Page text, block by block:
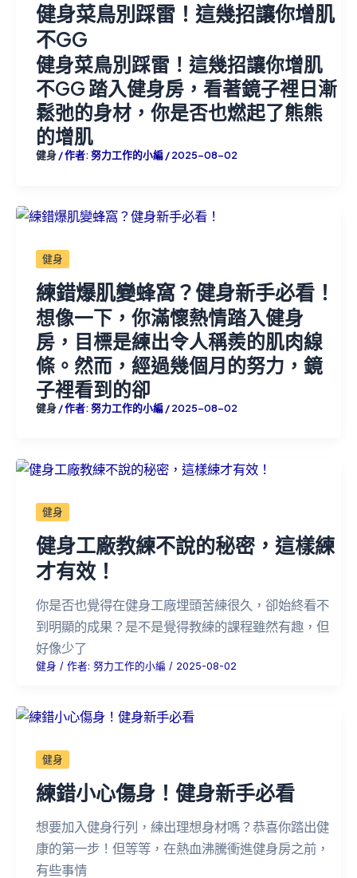
健身菜鳥別踩雷！這幾招讓你增肌
不GG
健身菜鳥別踩雷！這幾招讓你增肌
不GG 踏入健身房，看著鏡子裡日漸
鬆弛的身材，你是否也燃起了熊熊
的增肌
健身/ 作者:努力工作的小編/2025-08-02
健身
練錯爆肌變蜂窩？健身新手必看！
想像一下，你滿懷熱情踏入健身
房，目標是練出令人稱羨的肌肉線
條。然而，經過幾個月的努力，鏡
子裡看到的卻
健身/ 作者:努力工作的小編/2025-08-02
健身
健身工廠教練不說的秘密，這樣練
才有效！
你是否也覺得在健身工廠埋頭苦練很久，卻始終看不
到明顯的成果？是不是覺得教練的課程雖然有趣，但
好像少了
健身 / 作者: 努力工作的小編 / 2025-08-02
健身
練錯小心傷身！健身新手必看
想要加入健身行列，練出理想身材嗎？恭喜你踏出健
康的第一步！但等等，在熱血沸騰衝進健身房之前，
有些事情